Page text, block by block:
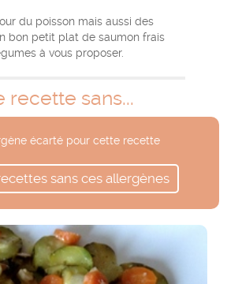
du poisson mais aussi des
bon petit plat de saumon frais
à vous proposer.
recette sans...
écarté pour cette recette
sans ces allergènes